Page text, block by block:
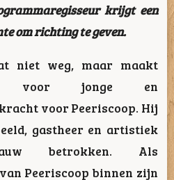
krijgt een
om richting te geven.
niet weg, maar maakt
voor jonge en
voor Peeriscoop. Hij
gastheer en artistiek
betrokken. Als
Peeriscoop binnen zijn